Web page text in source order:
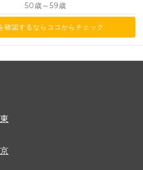
50歳～ 59歳
確認するならココからチェック